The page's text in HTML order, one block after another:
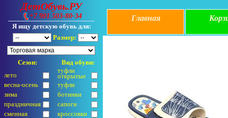
ДетОбувь.РУ
+7 901 503-80-34
Я ищу детскую обувь для:
Размер:
Сезон:
лето
весна-осень
зима
праздничная
сменная
Вид обуви:
туфли
открытые
туфли
ботинки
сапоги
кроссовки
Главная